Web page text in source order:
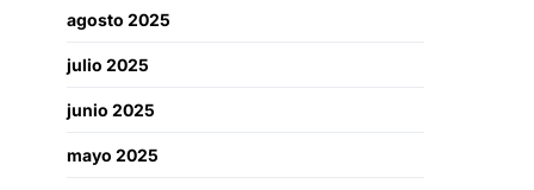
agosto 2025
julio 2025
junio 2025
mayo 2025